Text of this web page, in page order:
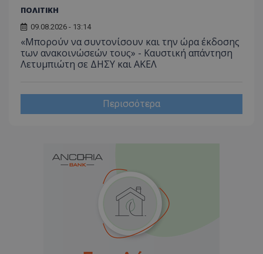
ΠΟΛΙΤΙΚΗ
09.08.2026 - 13:14
«Μπορούν να συντονίσουν και την ώρα έκδοσης
των ανακοινώσεών τους» - Καυστική απάντηση
Λετυμπιώτη σε ΔΗΣΥ και ΑΚΕΛ
Περισσότερα